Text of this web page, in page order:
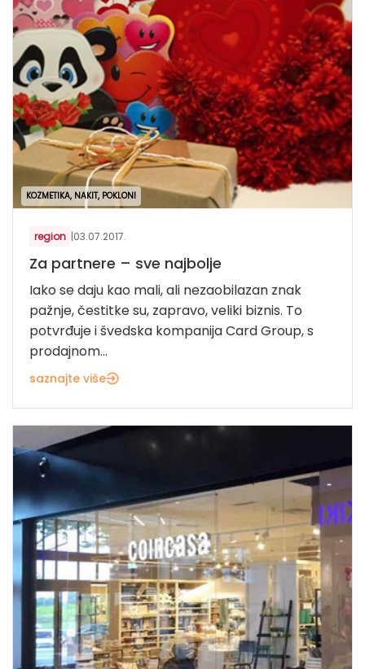
KOZMETIKA, NAKIT, POKLONI
region |03.07.2017.
Za partnere – sve najbolje
Iako se daju kao mali, ali nezaobilazan znak
pažnje, čestitke su, zapravo, veliki biznis. To
potvrđuje i švedska kompanija Card Group, s
prodajnom...
saznajte više